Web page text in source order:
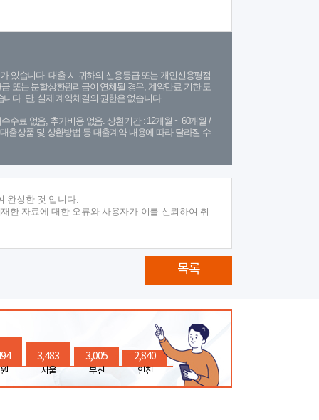
있습니다. 대출 시 귀하의 신용등급 또는 개인신용평점
또는 분할상환원리금이 연체될 경우, 계약만료 기한 도
다. 단, 실제 계약체결의 권한은 없습니다.
수료 없음, 추가비용 없음. 상환기간 : 12개월 ~ 60개월 /
출상품 및 상환방법 등 대출계약 내용에 따라 달라질 수
완성한 것 입니다.
한 자료에 대한 오류와 사용자가 이를 신뢰하여 취
목록
3,483
서울
3,005
부산
2,840
인천